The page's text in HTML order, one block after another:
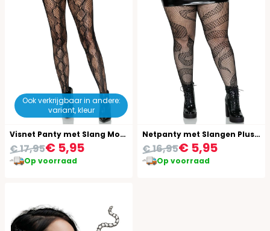
Ook verkrijgbaar in andere:
variant, kleur
Visnet Panty met Slang Motief
€ 5,95
€ 17,95
Op voorraad
Netpanty met Slangen Plussize
€ 5,95
€ 16,95
Op voorraad